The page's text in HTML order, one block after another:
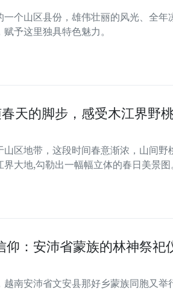
一个山区县份，雄伟壮丽的风光、全年
予这里独具特色魅力。
天的脚步，感受木江界野
山区地带，这段时间春意渐浓，山间野
大地,勾勒出一幅幅立体的春日美景图
仰：安沛省蒙族的林神祭祀
越南安沛省文安县那好乡蒙族同胞又举